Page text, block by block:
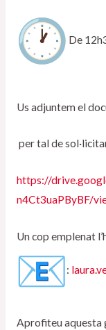
De
Us adjuntem el
per tal de
https://
n4Ct3uaPByBF/
Un cop emplenat
:
Aprofiteu aquesta